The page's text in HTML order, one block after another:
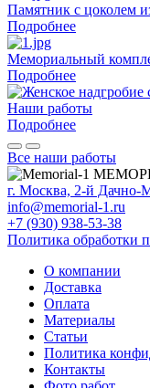
Памятник с цоколем
Подробнее
Мемориальный
Подробнее
Наши работы
Подробнее
Все наши работы
г. Москва, 2-й Дачно-
info@memorial-1.ru
+7 (930) 938-53-38
Политика обработки
О компании
Доставка
Оплата
Материалы
Статьи
Политика
Контакты